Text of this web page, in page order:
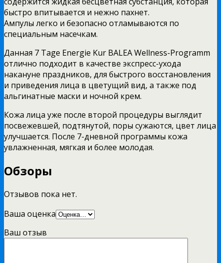
быстро впитывается и нежно пахнет.
Ампулы легко и безопасно отламываются по
специальным насечкам.
Данная 7 Tage Energie Kur BALEA Wellness-Programm
отлично подходит в качестве экспресс-ухода
накануне праздников, для быстрого восстановления
и приведения лица в цветущий вид, а также под
альгинатные маски и ночной крем.
Кожа лица уже после второй процедуры выглядит
посвежевшей, подтянутой, поры сужаются, цвет лица
улучшается. После 7-дневной программы кожа
увлажненная, мягкая и более молодая.
Обзоры
Отзывов пока нет.
Ваша оценка
Ваш отзыв